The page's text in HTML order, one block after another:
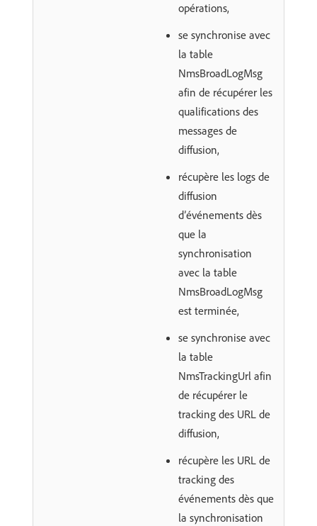
opérations,
se synchronise avec
la table
NmsBroadLogMsg
afin de récupérer les
qualifications des
messages de
diffusion,
récupère les logs de
diffusion
d’événements dès
que la
synchronisation
avec la table
NmsBroadLogMsg
est terminée,
se synchronise avec
la table
NmsTrackingUrl afin
de récupérer le
tracking des URL de
diffusion,
récupère les URL de
tracking des
événements dès que
la synchronisation